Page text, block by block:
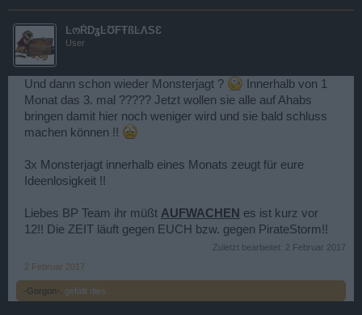
ĿოŔDʓĿƱFŦßĿΛSƐ
User
Und dann schon wieder Monsterjagt ?
Innerhalb von 1
Monat das 3. mal ????? Jetzt wollen sie alle auf Ahabs
bringen damit hier noch weniger wird und sie bald schluss
machen können !!
3x Monsterjagt innerhalb eines Monats zeugt für eure
Ideenlosigkeit !!
Liebes BP Team ihr müßt AUFWACHEN es ist kurz vor
12!! Die ZEIT läuft gegen EUCH bzw. gegen PirateStorm!!
Zuletzt bearbeitet: 2 Februar 2017
2 Februar 2017
.-Gorgon-. gefällt dies.